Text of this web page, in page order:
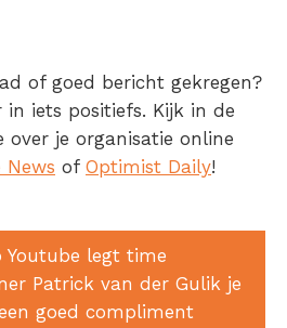
of goed bericht gekregen?
in iets positiefs. Kijk in de
over je organisatie online
News of Optimist Daily!
legt time
Patrick van der Gulik je
goed compliment